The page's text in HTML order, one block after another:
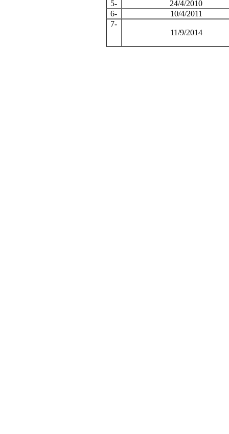
5-
24/4/2010
6-
10/4/2011
7-
11/9/2014